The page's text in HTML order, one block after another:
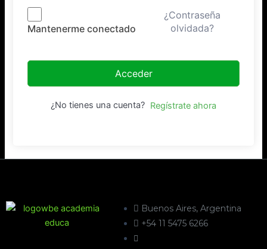
Mantenerme conectado
¿Contraseña
olvidada?
Acceder
¿No tienes una cuenta? Regístrate ahora
Buenos Aires, Argentina
+54 11 5475 6266